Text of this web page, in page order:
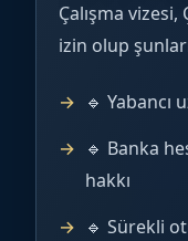
Çalışma
izin olup
🔹
🔹 Banka
hakkı
🔹 Sürekli